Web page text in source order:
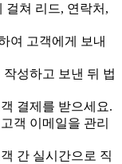
쳐 리드, 연락처,
여 고객에게 보내
성하고 보낸 뒤 법
결제를 받으세요.
객 이메일을 관리
간 실시간으로 직